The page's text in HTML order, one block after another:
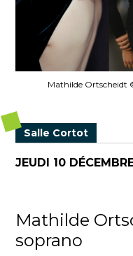
Mathilde Ortscheidt
Salle Cortot
JEUDI 10
Mathilde
soprano